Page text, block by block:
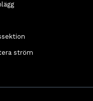
ström